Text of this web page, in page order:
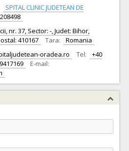
SPITAL CLINIC JUDETEAN DE
nr. 37, Sector: -, Judet: Bihor,
410167
Tara:
Romania
oradea.ro Tel:
+40
E-mail: